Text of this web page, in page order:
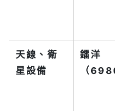
天線、衛
星設備
鐳洋
（